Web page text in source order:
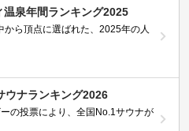
温泉年間ランキング2025
から頂点に選ばれた、2025年の人
ウナランキング2026
の投票により、全国No.1サウナが